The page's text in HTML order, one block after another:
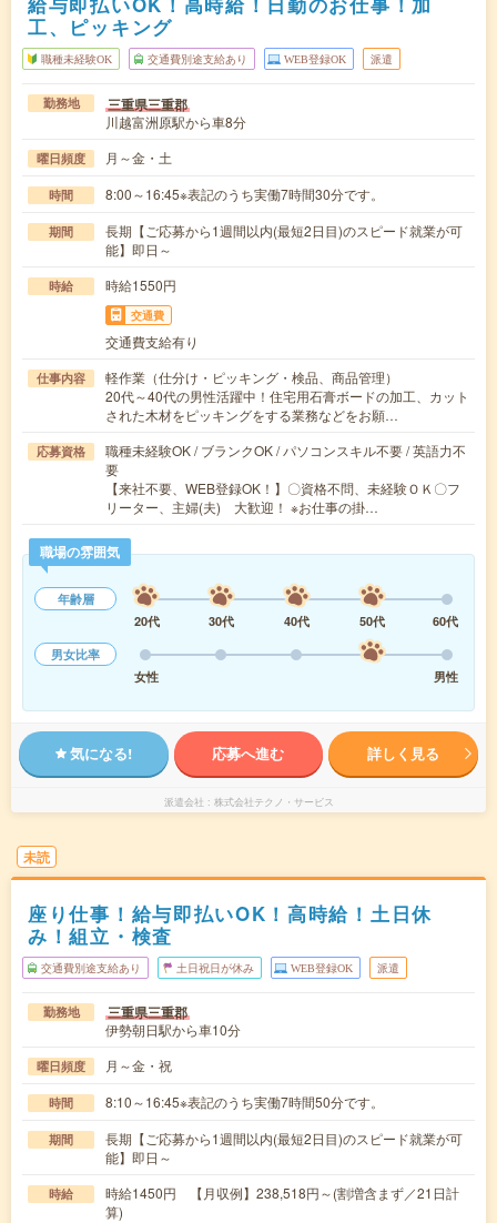
工、ピッキング
職種未経験OK 交通費別途支給あり WEB登録OK 派遣
勤務地 三重県三重郡
川越富洲原駅から車8分
曜日頻度 月～金・土
時間 8:00～16:45※表記のうち実働7時間30分です。
期間
長期【ご応募から1週間以内(最短2日目)のスピード就業が可
能】即日～
時給 時給1550円
交通費
交通費支給有り
仕事内容
軽作業（仕分け・ピッキング・検品、商品管理）
20代～40代の男性活躍中！住宅用石膏ボードの加工、カット
された木材をピッキングをする業務などをお願…
応募資格
職種未経験OK / ブランクOK / パソコンスキル不要 / 英語力不
要
【来社不要、WEB登録OK！】〇資格不問、未経験ＯＫ〇フ
リーター、主婦(夫) 大歓迎！ ※お仕事の掛…
職場の雰囲気
年齢層
20代
30代 40代 50代
60代
男女比率
女性
男性
気になる! 応募へ進む 詳しく見る
派遣会社 株式会社テクノ・サービス
未読
座り仕事！給与即払いOK！高時給！土日休
み！組立・検査
交通費別途支給あり 土日祝日が休み WEB登録OK 派遣
勤務地 三重県三重郡
伊勢朝日駅から車10分
曜日頻度 月～金・祝
時間 8:10～16:45※表記のうち実働7時間50分です。
期間
長期【ご応募から1週間以内(最短2日目)のスピード就業が可
能】即日～
時給
時給1450円 【月収例】238,518円～(割増含まず／21日計
算)